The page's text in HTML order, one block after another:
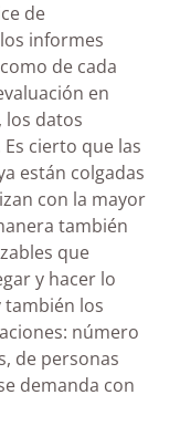
de
informes
de cada
en
los datos
cierto que las
están colgadas
con la mayor
también
que
y hacer lo
también los
número
de personas
demanda con